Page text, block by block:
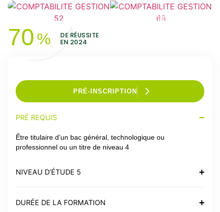
En images
70 %
DE RÉUSSITE
EN 2024
PRÉ-INSCRIPTION
PRÉ REQUIS
Être titulaire d’un bac général, technologique ou
professionnel ou un titre de niveau 4
NIVEAU D’ÉTUDE 5
DURÉE DE LA FORMATION